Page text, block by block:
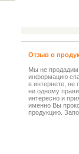
Отзыв о
Мы не
информацию
в интернете, не
ни одному
интересно и
именно Вы
продукцию.